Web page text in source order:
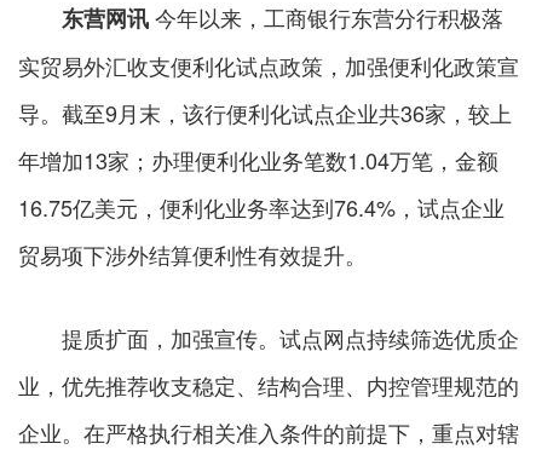
东营网讯今年以来，工商银行东营分行积极落
实贸易外汇收支便利化试点政策，加强便利化政策宣
导。截至9月末，该行便利化试点企业共36家，较上
年增加13家；办理便利化业务笔数1.04万笔，金额
16.75亿美元，便利化业务率达到76.4%，试点企业
贸易项下涉外结算便利性有效提升。
提质扩面，加强宣传。试点网点持续筛选优质企
业，优先推荐收支稳定、结构合理、内控管理规范的
企业。在严格执行相关准入条件的前提下，重点对辖